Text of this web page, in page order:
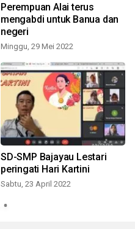
Perempuan Alai terus
mengabdi untuk Banua dan
negeri
Minggu, 29 Mei 2022
SD-SMP Bajayau Lestari
peringati Hari Kartini
Sabtu, 23 April 2022